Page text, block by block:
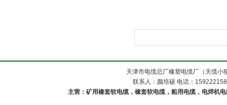
天津市电缆总厂橡塑电缆厂（天缆
联系人：颜培硕 电话：
主营：矿用橡套软电缆，橡套软电缆，船用电缆，电焊机